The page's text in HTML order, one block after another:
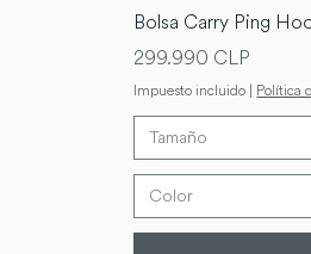
Bolsa Carry Ping
Precio
299.990 CLP
Impuesto incluido | Política
Tamaño
Color